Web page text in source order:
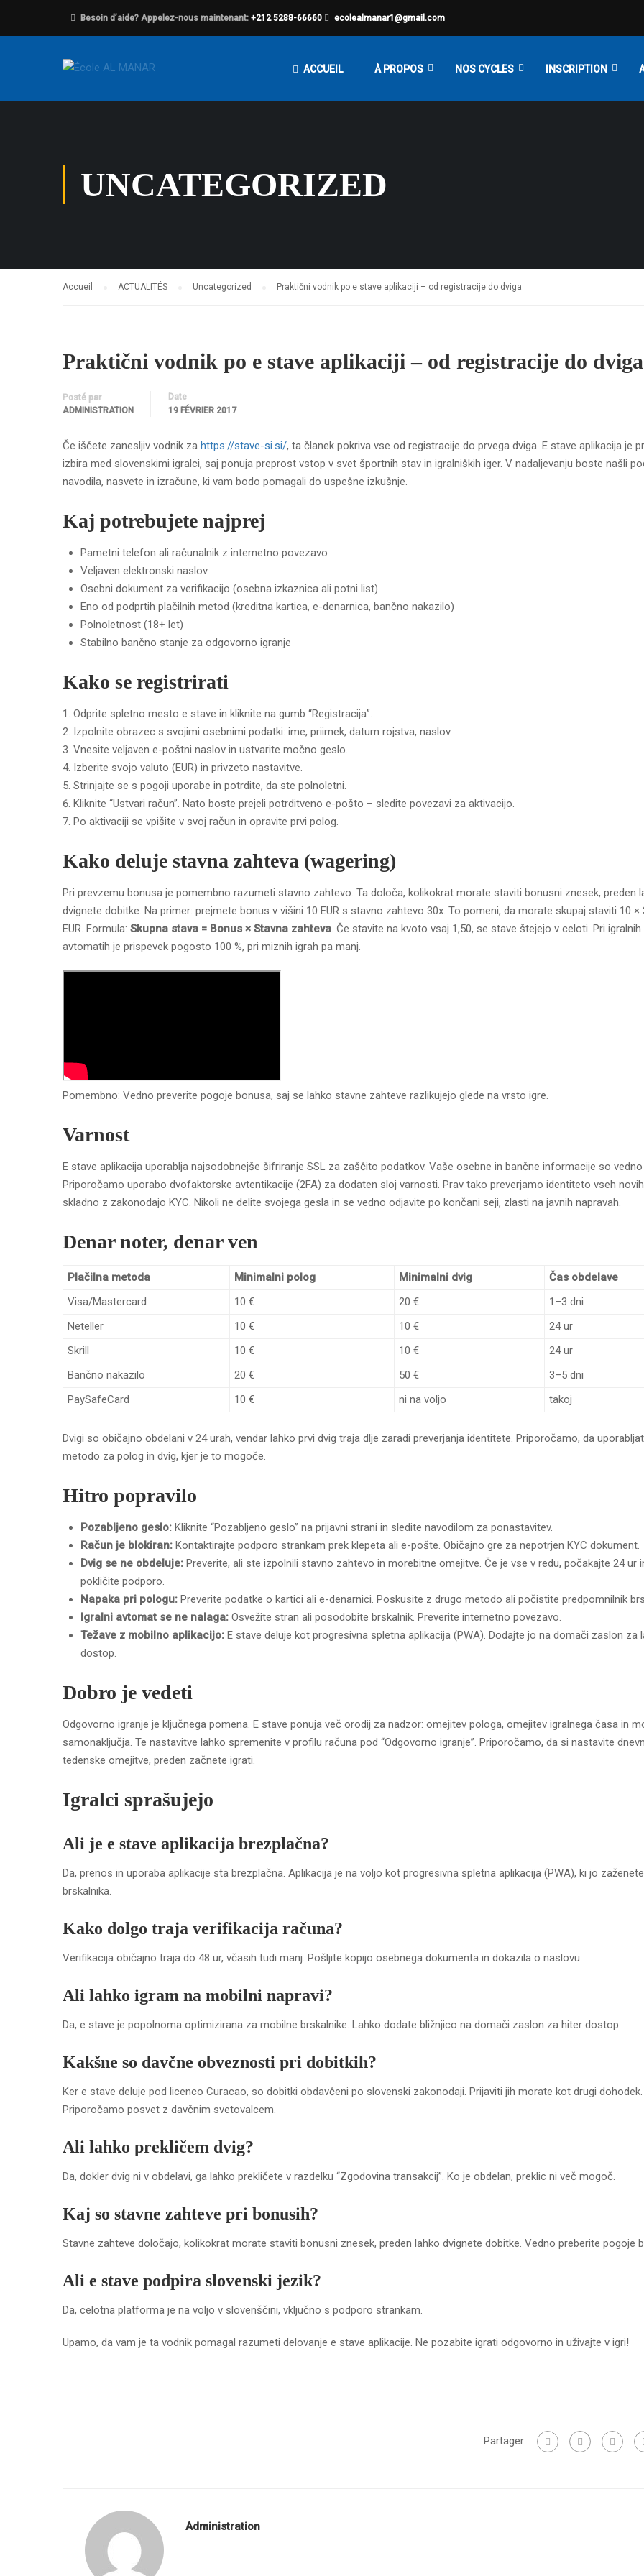
Besoin d’aide? Appelez-nous maintenant: +212 5288-66660 ecolealmanar1@gmail.com
ACCUEIL À PROPOS NOS CYCLES INSCRIPTION
UNCATEGORIZED
Accueil ACTUALITÉS Uncategorized Praktični vodnik po e stave aplikaciji – od registracije do dviga
Praktični vodnik po e stave aplikaciji – od registracije do dviga
Posté par
ADMINISTRATION
Date
19 FÉVRIER 2017
Če iščete zanesljiv vodnik za https://stave-si.si/, ta članek pokriva vse od registracije do prvega dviga. E stave aplikacija je
izbira med slovenskimi igralci, saj ponuja preprost vstop v svet športnih stav in igralniških iger. V nadaljevanju boste našli
navodila, nasvete in izračune, ki vam bodo pomagali do uspešne izkušnje.
Kaj potrebujete najprej
Pametni telefon ali računalnik z internetno povezavo
Veljaven elektronski naslov
Osebni dokument za verifikacijo (osebna izkaznica ali potni list)
Eno od podprtih plačilnih metod (kreditna kartica, e-denarnica, bančno nakazilo)
Polnoletnost (18+ let)
Stabilno bančno stanje za odgovorno igranje
Kako se registrirati
Odprite spletno mesto e stave in kliknite na gumb “Registracija”.
Izpolnite obrazec s svojimi osebnimi podatki: ime, priimek, datum rojstva, naslov.
Vnesite veljaven e-poštni naslov in ustvarite močno geslo.
Izberite svojo valuto (EUR) in privzeto nastavitve.
Strinjajte se s pogoji uporabe in potrdite, da ste polnoletni.
Kliknite “Ustvari račun”. Nato boste prejeli potrditveno e-pošto – sledite povezavi za aktivacijo.
Po aktivaciji se vpišite v svoj račun in opravite prvi polog.
Kako deluje stavna zahteva (wagering)
Pri prevzemu bonusa je pomembno razumeti stavno zahtevo. Ta določa, kolikokrat morate staviti bonusni znesek, preden
dvignete dobitke. Na primer: prejmete bonus v višini 10 EUR s stavno zahtevo 30x. To pomeni, da morate skupaj staviti 10 ×
EUR. Formula: Skupna stava = Bonus × Stavna zahteva. Če stavite na kvoto vsaj 1,50, se stave štejejo v celoti. Pri igralnih
avtomatih je prispevek pogosto 100 %, pri miznih igrah pa manj.
Pomembno: Vedno preverite pogoje bonusa, saj se lahko stavne zahteve razlikujejo glede na vrsto igre.
Varnost
E stave aplikacija uporablja najsodobnejše šifriranje SSL za zaščito podatkov. Vaše osebne in bančne informacije so vedno
Priporočamo uporabo dvofaktorske avtentikacije (2FA) za dodaten sloj varnosti. Prav tako preverjamo identiteto vseh
skladno z zakonodajo KYC. Nikoli ne delite svojega gesla in se vedno odjavite po končani seji, zlasti na javnih napravah.
Denar noter, denar ven
Plačilna metoda Minimalni polog Minimalni dvig
Čas obdelave
Visa/Mastercard
10 € 20 €
1–3 dni
Neteller
10 € 10 €
24 ur
Skrill
10 € 10 €
24 ur
Bančno nakazilo
20 € 50 €
3–5 dni
PaySafeCard
10 € ni na voljo takoj
Dvigi so običajno obdelani v 24 urah, vendar lahko prvi dvig traja dlje zaradi preverjanja identitete. Priporočamo, da
metodo za polog in dvig, kjer je to mogoče.
Hitro popravilo
Pozabljeno geslo: Kliknite “Pozabljeno geslo” na prijavni strani in sledite navodilom za ponastavitev.
Račun je blokiran: Kontaktirajte podporo strankam prek klepeta ali e-pošte. Običajno gre za nepotrjen KYC dokument.
Dvig se ne obdeluje: Preverite, ali ste izpolnili stavno zahtevo in morebitne omejitve. Če je vse v redu, počakajte 24 ur
pokličite podporo.
Napaka pri pologu: Preverite podatke o kartici ali e-denarnici. Poskusite z drugo metodo ali počistite predpomnilnik
Igralni avtomat se ne nalaga: Osvežite stran ali posodobite brskalnik. Preverite internetno povezavo.
Težave z mobilno aplikacijo: E stave deluje kot progresivna spletna aplikacija (PWA). Dodajte jo na domači zaslon za
dostop.
Dobro je vedeti
Odgovorno igranje je ključnega pomena. E stave ponuja več orodij za nadzor: omejitev pologa, omejitev igralnega časa in
samonaključja. Te nastavitve lahko spremenite v profilu računa pod “Odgovorno igranje”. Priporočamo, da si nastavite
tedenske omejitve, preden začnete igrati.
Igralci sprašujejo
Ali je e stave aplikacija brezplačna?
Da, prenos in uporaba aplikacije sta brezplačna. Aplikacija je na voljo kot progresivna spletna aplikacija (PWA), ki jo
brskalnika.
Kako dolgo traja verifikacija računa?
Verifikacija običajno traja do 48 ur, včasih tudi manj. Pošljite kopijo osebnega dokumenta in dokazila o naslovu.
Ali lahko igram na mobilni napravi?
Da, e stave je popolnoma optimizirana za mobilne brskalnike. Lahko dodate bližnjico na domači zaslon za hiter dostop.
Kakšne so davčne obveznosti pri dobitkih?
Ker e stave deluje pod licenco Curacao, so dobitki obdavčeni po slovenski zakonodaji. Prijaviti jih morate kot drugi dohodek.
Priporočamo posvet z davčnim svetovalcem.
Ali lahko prekličem dvig?
Da, dokler dvig ni v obdelavi, ga lahko prekličete v razdelku “Zgodovina transakcij”. Ko je obdelan, preklic ni več mogoč.
Kaj so stavne zahteve pri bonusih?
Stavne zahteve določajo, kolikokrat morate staviti bonusni znesek, preden lahko dvignete dobitke. Vedno preberite pogoje
Ali e stave podpira slovenski jezik?
Da, celotna platforma je na voljo v slovenščini, vključno s podporo strankam.
Upamo, da vam je ta vodnik pomagal razumeti delovanje e stave aplikacije. Ne pozabite igrati odgovorno in uživajte v igri!
Partager:
Administration